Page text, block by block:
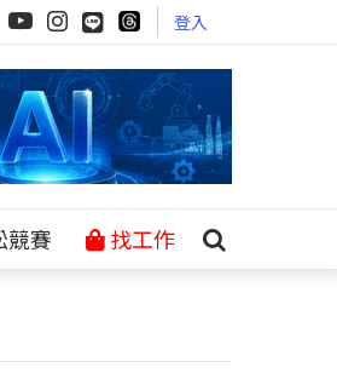
登入
競賽 找工作